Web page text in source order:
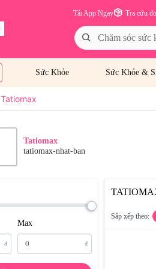
Tra cứu
Tải App Ngay
Sức Khỏe Sức Khỏe &
Tatiomax
Tatiomax
tatiomax-nhat-ban
đ
Max
đ
Sắp xếp theo: